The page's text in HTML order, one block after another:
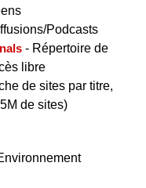
Podcasts
- Répertoire de
libre
de sites par titre,
de sites)